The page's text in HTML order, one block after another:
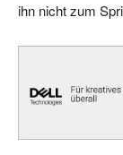
ihn nicht zum